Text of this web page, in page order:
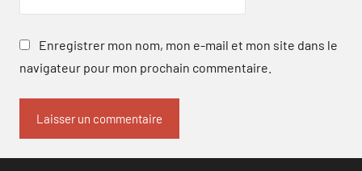
Enregistrer mon nom, mon e-mail et mon site dans le
navigateur pour mon prochain commentaire.